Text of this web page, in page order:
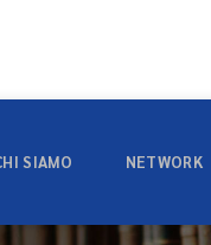
SIAMO NETWORK